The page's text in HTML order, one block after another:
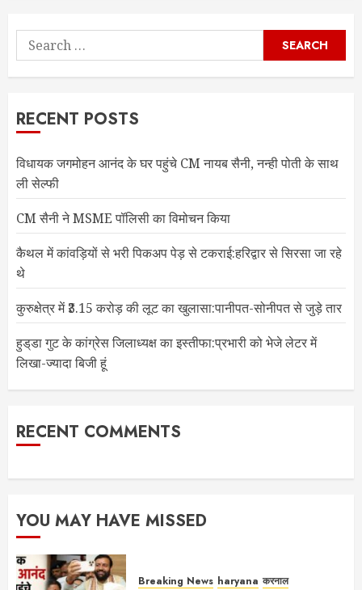
Search
for:
RECENT POSTS
विधायक जगमोहन आनंद के घर पहुंचे CM नायब सैनी, नन्ही पोती के साथ
ली सेल्फी
CM सैनी ने MSME पॉलिसी का विमोचन किया
कैथल में कांवड़ियों से भरी पिकअप पेड़ से टकराई:हरिद्वार से सिरसा जा रहे
थे
कुरुक्षेत्र में ₹3.15 करोड़ की लूट का खुलासा:पानीपत-सोनीपत से जुड़े तार
हुड्‌डा गुट के कांग्रेस जिलाध्यक्ष का इस्तीफा:प्रभारी को भेजे लेटर में
लिखा-ज्यादा बिजी हूं
RECENT COMMENTS
YOU MAY HAVE MISSED
Breaking News haryana करनाल